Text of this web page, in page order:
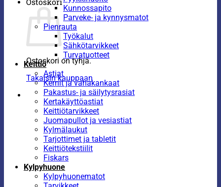
Ostoskori on tyhjä.
Takaisin kauppaan
Kunnossapito
Parveke- ja kynnysmatot
Pienrauta
Työkalut
Sähkötarvikkeet
Turvatuotteet
Keittiö
Astiat
Kernit ja vahakankaat
Pakastus- ja säilytysrasiat
Kertakäyttöastiat
Keittiötarvikkeet
Juomapullot ja vesiastiat
Kylmälaukut
Tarjottimet ja tabletit
Keittiötekstiilit
Fiskars
Kylpyhuone
Kylpyhuonematot